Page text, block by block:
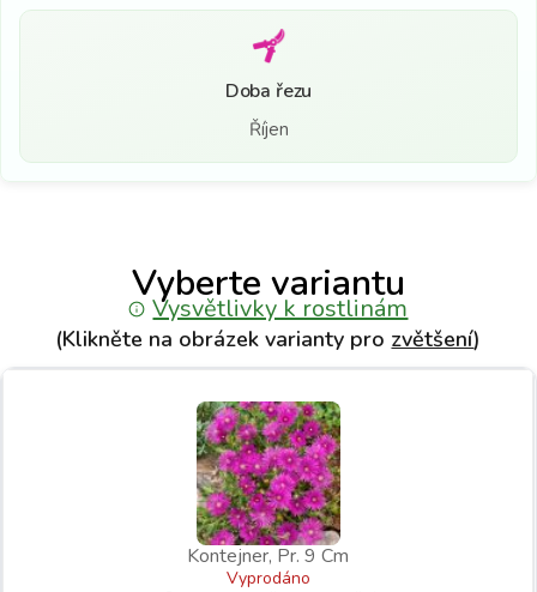
Doba řezu
Říjen
Vyberte variantu
Vysvětlivky k rostlinám
(Klikněte na obrázek varianty pro zvětšení)
Kontejner, Pr. 9 Cm
Vyprodáno